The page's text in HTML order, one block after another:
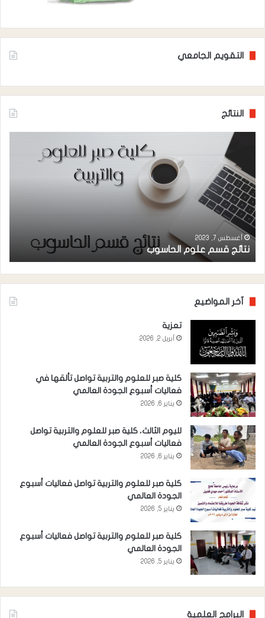
التقويم الجامعي
النتائج
الحاسوب
أغسطس 7, 2023
نتائج قسم علوم الحاسوب
آخر المواضيع
تعزية
أبريل 2, 2026
كلية صبر للعلوم والتربية تواصل تألقها في
فعاليات أسبوع الجودة العالمي
يناير 6, 2026
لليوم الثالث، كلية صبر للعلوم والتربية تواصل
فعاليات أسبوع الجودة العالمي
يناير 6, 2026
كلية صبر للعلوم والتربية تواصل فعاليات أسبوع
الجودة العالمي
يناير 5, 2026
كلية صبر للعلوم والتربية تواصل فعاليات أسبوع
الجودة العالمي
يناير 5, 2026
البرامج العلمية